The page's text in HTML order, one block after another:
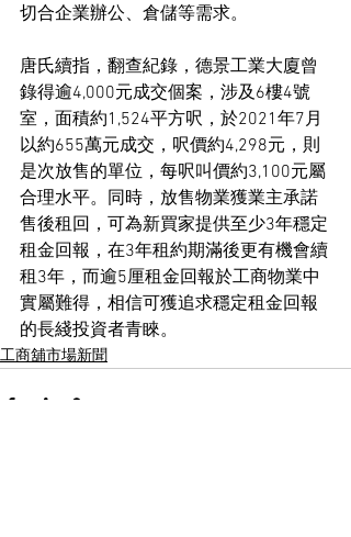
切合企業辦公、倉儲等需求。
唐氏續指，翻查紀錄，德景工業大廈曾
錄得逾4,000元成交個案，涉及6樓4號
室，面積約1,524平方呎，於2021年7月
以約655萬元成交，呎價約4,298元，則
是次放售的單位，每呎叫價約3,100元屬
合理水平。同時，放售物業獲業主承諾
售後租回，可為新買家提供至少3年穩定
租金回報，在3年租約期滿後更有機會續
租3年，而逾5厘租金回報於工商物業中
實屬難得，相信可獲追求穩定租金回報
的長綫投資者青睞。
工商舖市場新聞